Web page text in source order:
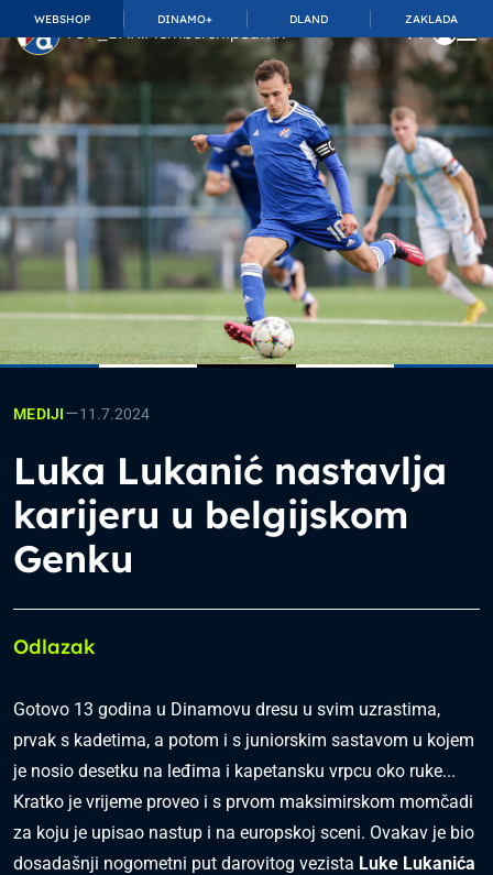
WEBSHOP DINAMO+ DLAND ZAKLADA
TOP_BAR.MembershipSuffix
MEDIJI—11.7.2024
Luka Lukanić nastavlja
karijeru u belgijskom
Genku
Odlazak
Gotovo 13 godina u Dinamovu dresu u svim uzrastima,
prvak s kadetima, a potom i s juniorskim sastavom u kojem
je nosio desetku na leđima i kapetansku vrpcu oko ruke...
Kratko je vrijeme proveo i s prvom maksimirskom momčadi
za koju je upisao nastup i na europskoj sceni. Ovakav je bio
dosadašnji nogometni put darovitog vezista Luke Lukanića